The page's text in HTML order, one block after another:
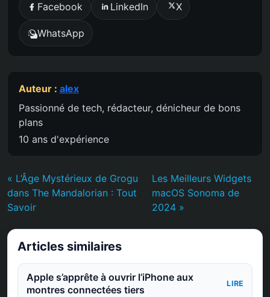
Facebook LinkedIn X
WhatsApp
Auteur : alex
Passionné de tech, rédacteur, dénicheur de bons
plans
10 ans d'expérience
« L’Âge Mystérieux de Grogu
dans The Mandalorian : Tout
Savoir
Les Meilleurs Widgets
macOS Sonoma de
2024 »
Articles similaires
Apple s’apprête à ouvrir l’iPhone aux
montres connectées tiers
LIRE